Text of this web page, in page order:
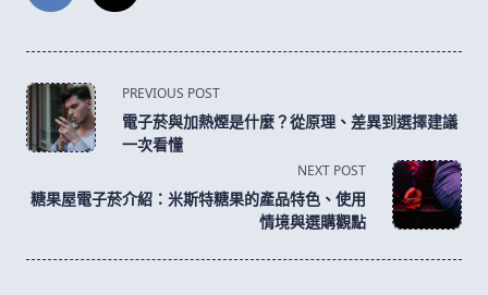
<span
class="nav-
subtitle
reader-
PREVIOUS POST
電子菸與加熱煙是什麼？從原理、差異到選擇建議
一次看懂
NEXT POST
糖果屋電子菸介紹：米斯特糖果的產品特色、使用
情境與選購觀點